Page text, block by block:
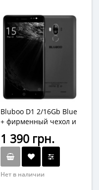
Bluboo D1 2/16Gb Blue
+ фирменный чехол и
1 390 грн.
Нет в наличии